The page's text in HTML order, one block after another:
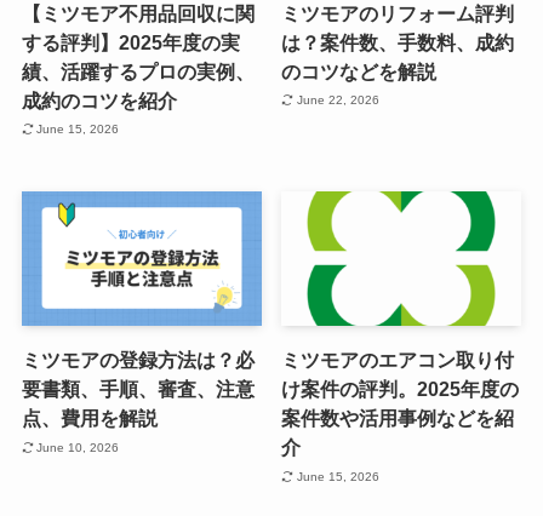
【ミツモア不用品回収に関
する評判】2025年度の実
績、活躍するプロの実例、
成約のコツを紹介
June 15, 2026
ミツモアのリフォーム評判
は？案件数、手数料、成約
のコツなどを解説
June 22, 2026
ミツモアの登録方法は？必
要書類、手順、審査、注意
点、費用を解説
June 10, 2026
ミツモアのエアコン取り付
け案件の評判。2025年度の
案件数や活用事例などを紹
介
June 15, 2026